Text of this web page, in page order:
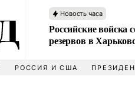
Новость часа
Российские войска
резервов в
РОССИЯ И США